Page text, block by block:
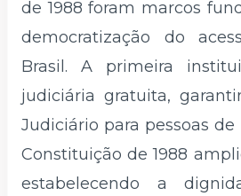
de 1988 foram marcos
democratização do
Brasil. A primeira
judiciária gratuita,
Judiciário para pessoas de
Constituição de 1988
estabelecendo a